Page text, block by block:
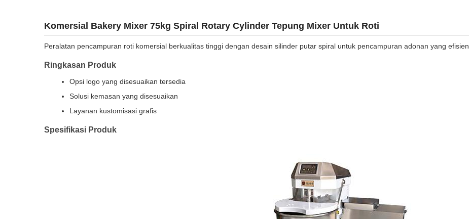
Komersial Bakery Mixer 75kg Spiral Rotary Cylinder Tepung Mixer Untuk Roti
Peralatan pencampuran roti komersial berkualitas tinggi dengan desain silinder putar spiral untuk pencampuran adonan yang efisien.
Ringkasan Produk
Opsi logo yang disesuaikan tersedia
Solusi kemasan yang disesuaikan
Layanan kustomisasi grafis
Spesifikasi Produk